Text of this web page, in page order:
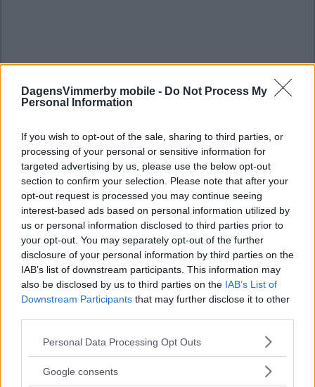
DagensVimmerby mobile - Do Not Process My
Personal Information
If you wish to opt-out of the sale, sharing to third parties, or
processing of your personal or sensitive information for
targeted advertising by us, please use the below opt-out
section to confirm your selection. Please note that after your
opt-out request is processed you may continue seeing
interest-based ads based on personal information utilized by
us or personal information disclosed to third parties prior to
your opt-out. You may separately opt-out of the further
disclosure of your personal information by third parties on the
IAB’s list of downstream participants. This information may
also be disclosed by us to third parties on the IAB’s List of
Downstream Participants that may further disclose it to other
Please note that this website/app uses one or more Google
not limited to your visit or usage behaviour. You may click to
Personal Data Processing Opt Outs
Google consents